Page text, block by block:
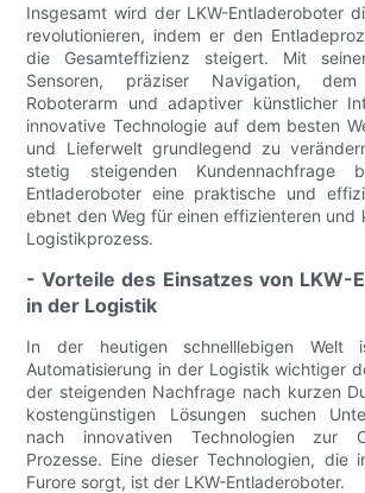
Insgesamt wird der LKW-Entladeroboter
revolutionieren, indem er den
die Gesamteffizienz steigert. Mit
Sensoren, präziser Navigation, dem
Roboterarm und adaptiver künstlicher
innovative Technologie auf dem besten
und Lieferwelt grundlegend zu
stetig steigenden Kundennachfrage
Entladeroboter eine praktische und
ebnet den Weg für einen effizienteren und
Logistikprozess.
- Vorteile des Einsatzes von LKW-
in der Logistik
In der heutigen schnelllebigen Welt
Automatisierung in der Logistik wichtiger
der steigenden Nachfrage nach kurzen
kostengünstigen Lösungen suchen
nach innovativen Technologien zur
Prozesse. Eine dieser Technologien, die
Furore sorgt, ist der LKW-Entladeroboter.